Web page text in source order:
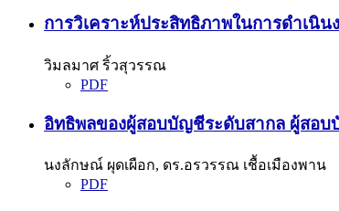
การวิเคราะห์ประสิทธิภาพในการดำเนิ
วิมลมาศ ริ้วสุวรรณ
PDF
อิทธิพลของผู้สอบบัญชีระดับสากล ผู้สอบ
นงลักษณ์ ผุดเผือก, ดร.อรวรรณ เชื้อเมืองพาน
PDF